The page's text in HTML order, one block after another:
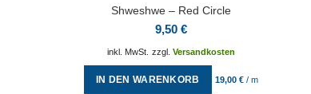
Shweshwe – Red Circle
9,50 €
inkl. MwSt. zzgl. Versandkosten
IN DEN WARENKORB 19,00 €/ m